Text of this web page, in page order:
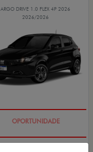
ARGO DRIVE 1.0 FLEX 4P 2026
2026/2026